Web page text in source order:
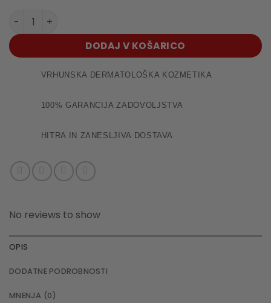
AFRODITA - 3 PEPTIDES Hranljiva krema količina
DODAJ V KOŠARICO
VRHUNSKA DERMATOLOŠKA KOZMETIKA
100% GARANCIJA ZADOVOLJSTVA
HITRA IN ZANESLJIVA DOSTAVA
No reviews to show
OPIS
DODATNE PODROBNOSTI
MNENJA (0)